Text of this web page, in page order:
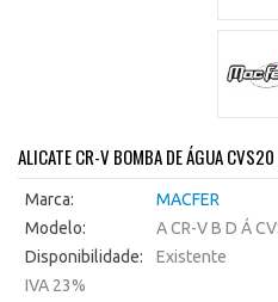
ALICATE CR-V BOMBA DE ÁGUA
Marca:
MACFER
Modelo:
A CR-V B D Á
Disponibilidade:
Existente
IVA 23%